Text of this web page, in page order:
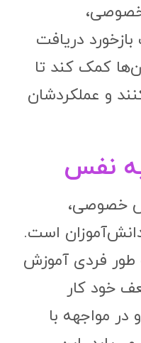
دریافت
کمک کند تا
و عملکردشان
نفس
خصوصی،
است.
طور فردی آموزش
خود کار
مواجهه با